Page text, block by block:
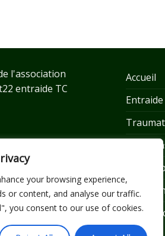
your browsing experience,
or content, and analyse our traffic.
you consent to our use of cookies.
Accueil
Entraide
Se
Etre